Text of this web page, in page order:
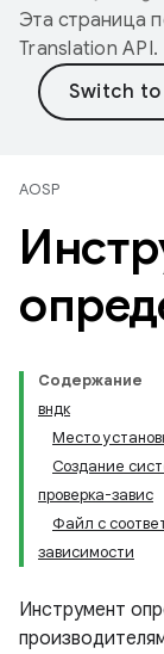
Эта страница
Translation API.
AOSP
Содержание
вндк
Место
Создание
проверка-завис
Файл с
зависимости
Инструмент